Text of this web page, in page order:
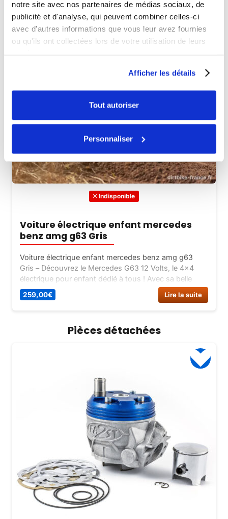
notre site avec nos partenaires de médias sociaux, de
publicité et d'analyse, qui peuvent combiner celles-ci
avec d'autres informations que vous leur avez fournies
ou qu'ils ont collectées lors de votre utilisation de leurs
Afficher les détails
Tout autoriser
Personnaliser
Indisponible
Voiture électrique enfant mercedes
benz amg g63 Gris
Voiture électrique enfant mercedes benz amg g63
Gris – Découvrez le Mercedes G63 12 Volts, le 4×4
électrique pour enfant dédié à tous ! Avec sa belle
allure carrée, son design métallisé et des phares avant
à LED fonctionnels, ce véhicule pour enfant est à la
259,00€ Lire la suite
Pièces détachées